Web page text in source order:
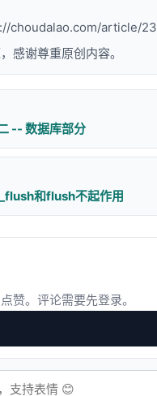
choudalao.com/article/23
感谢尊重原创内容。
-- 数据库部分
和flush不起作用
赞。评论需要先登录。